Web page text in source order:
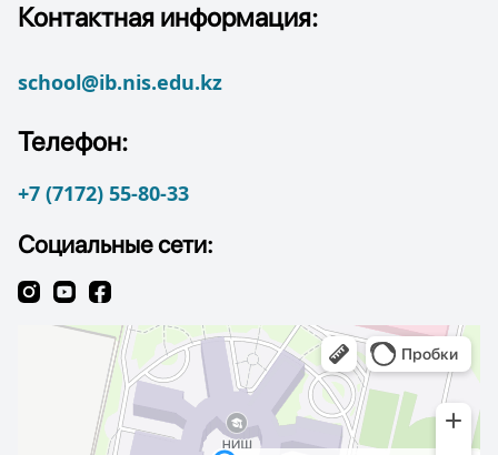
Контактная информация:
school@ib.nis.edu.kz
Телефон:
+7 (7172) 55-80-33
Социальные сети: